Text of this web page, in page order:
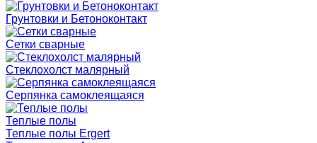
Грунтовки и Бетоноконтакт
Сетки сварные
Cтеклохолст малярный
Серпянка самоклеящаяся
Теплые полы
Теплые полы Ergert